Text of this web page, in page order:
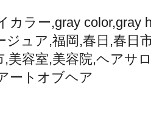
ラー,gray color,gray
ュア,福岡,春日,春日
美容室,美容院,ヘアサロ
ートオブヘア